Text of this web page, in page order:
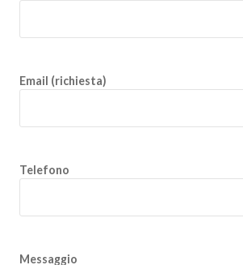
Email (richiesta)
Telefono
Messaggio